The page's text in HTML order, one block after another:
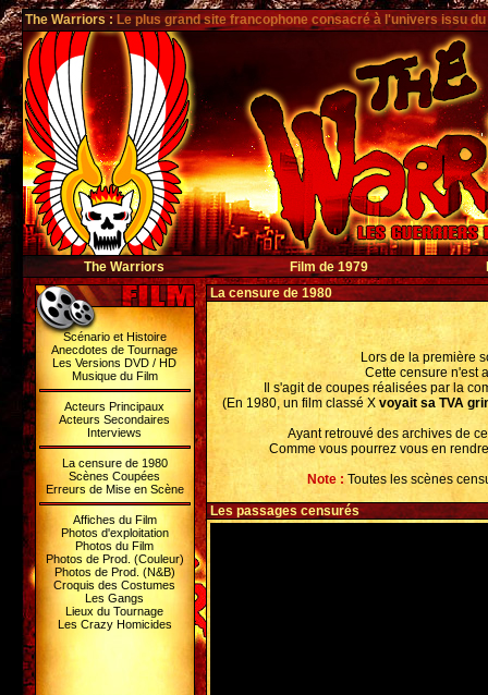
The Warriors: Le plus grand site francophone consacré à l'univers issu
The Warriors Film de 1979
Scénario et Histoire
Anecdotes de Tournage
Les Versions DVD / HD
Musique du Film
Acteurs Principaux
Acteurs Secondaires
Interviews
La censure de 1980
Scènes Coupées
Erreurs de Mise en Scène
Affiches du Film
Photos d'exploitation
Photos du Film
Photos de Prod. (Couleur)
Photos de Prod. (N&B)
Croquis des Costumes
Les Gangs
Lieux du Tournage
Les Crazy Homicides
La censure de 1980
Lors de la première
Cette censure n'est
Il s'agit de coupes réalisées par la
(En 1980, un film classé X voyait sa TVA
Ayant retrouvé des archives de
Comme vous pourrez vous en
Note :Toutes les scènes
Les passages censurés